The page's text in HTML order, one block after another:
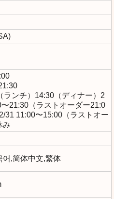
ランチ）14:30（ディナー）2
21:30（ラストオーダー21:0
31 11:00〜15:00（ラストオー
み
어,简体中文,繁体